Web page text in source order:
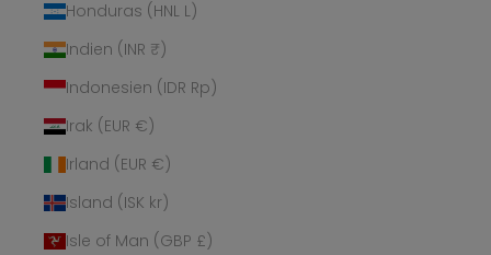
Honduras (HNL L)
Indien (INR ₹)
Indonesien (IDR Rp)
Irak (EUR €)
Irland (EUR €)
Island (ISK kr)
Isle of Man (GBP £)